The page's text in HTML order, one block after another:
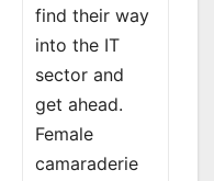
find their way
into the IT
sector and
get ahead.
Female
camaraderie